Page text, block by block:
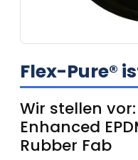
Flex-Pure®
Wir stellen
Enhanced
Rubber Fab